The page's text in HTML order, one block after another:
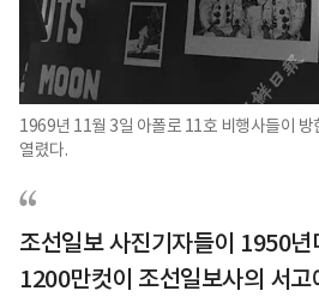
1969년 11월 3일 아폴로 11호 비행사들이 방
열렸다.
조선일보 사진기자들이 1950
1200만컷이 조선일보사의 서